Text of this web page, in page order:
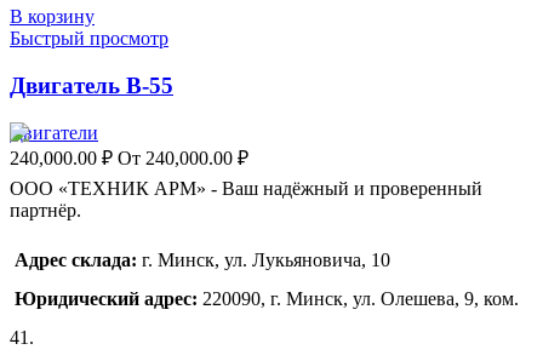
В корзину
Быстрый просмотр
Двигатель В-55
Двигатели
240,000.00 ₽ От 240,000.00 ₽
ООО «ТЕХНИК АРМ» - Ваш надёжный и проверенный
партнёр.
Адрес склада: г. Минск, ул. Лукьяновича, 10
Юридический адрес: 220090, г. Минск, ул. Олешева, 9, ком.
41.